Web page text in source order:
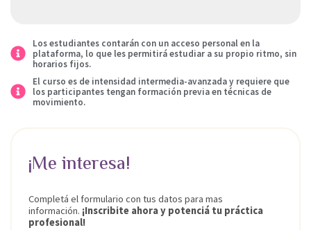
Los estudiantes contarán con un acceso personal en la
plataforma, lo que les permitirá estudiar a su propio ritmo, sin
horarios fijos.
El curso es de intensidad intermedia-avanzada y requiere que
los participantes tengan formación previa en técnicas de
movimiento.
¡Me interesa!
Completá el formulario con tus datos para mas
información. ¡Inscribite ahora y potenciá tu práctica
profesional!